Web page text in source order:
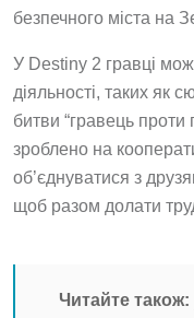
безпечного міста на
У Destiny 2 гравці
діяльності, таких як
битви “гравець проти
зроблено на
об’єднуватися з
щоб разом долати
Читайте також: